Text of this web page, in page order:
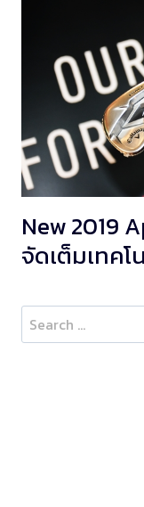
New 2019
จัดเต็มเทคโ
Search
for: